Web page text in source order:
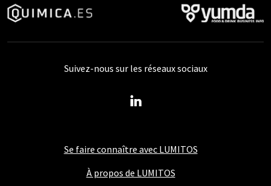
Se faire connaître avec LUMITOS
À propos de LUMITOS
Suivez-nous sur les réseaux sociaux